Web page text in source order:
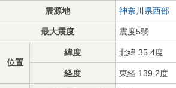
震源地 神奈川県西部
最大震度 震度5弱
位置
緯度 北緯 35.4度
経度 東経 139.2度